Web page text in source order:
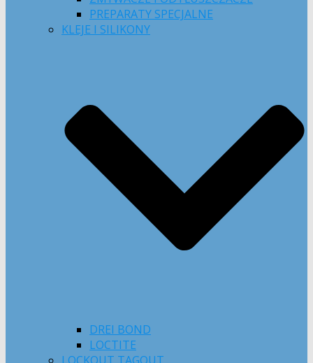
PREPARATY SPECJALNE
KLEJE I SILIKONY
DREI BOND
LOCTITE